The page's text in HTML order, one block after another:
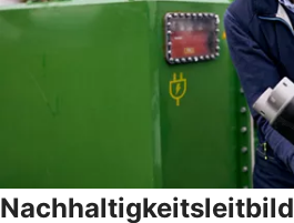
Nachhaltigkeitsleitbild